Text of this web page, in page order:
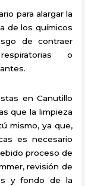
para alargar la
de los químicos
de contraer
o
en Canutillo
que la limpieza
mismo, ya que,
es necesario
proceso de
revisión de
y fondo de la